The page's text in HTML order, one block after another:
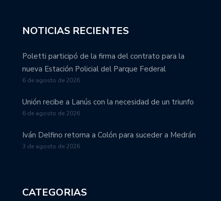
NOTICIAS RECIENTES
Poletti participó de la firma del contrato para la
nueva Estación Policial del Parque Federal
6 de agosto de 2026
Unión recibe a Lanús con la necesidad de un triunfo
6 de agosto de 2026
Iván Delfino retorna a Colón para suceder a Medrán
3 de agosto de 2026
CATEGORIAS